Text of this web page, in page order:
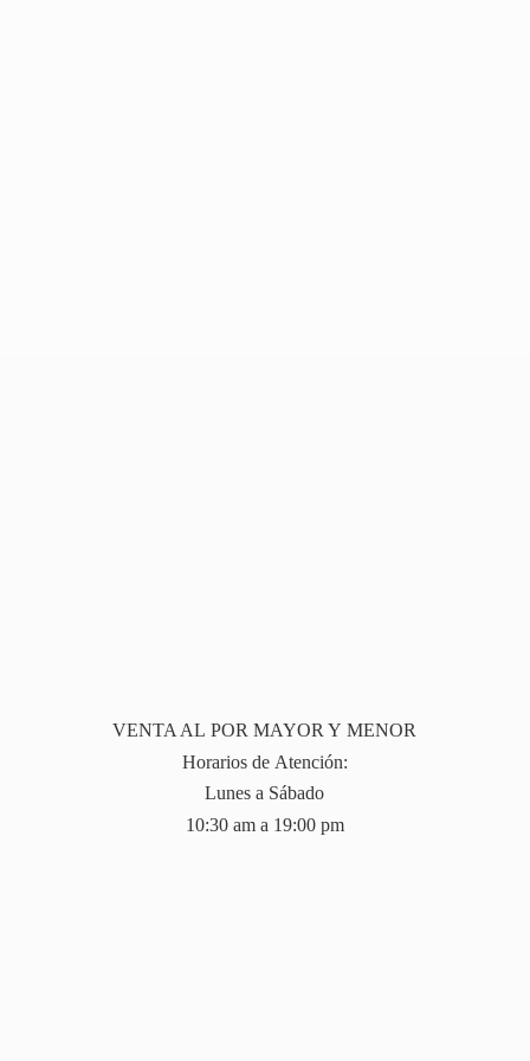
VENTA AL POR MAYOR Y MENOR
Horarios de Atención:
Lunes a Sábado
10:30 am a 19:00 pm